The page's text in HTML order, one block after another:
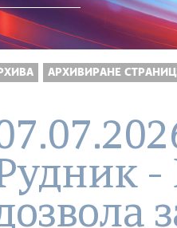
АРХИВИРАНЕ
-